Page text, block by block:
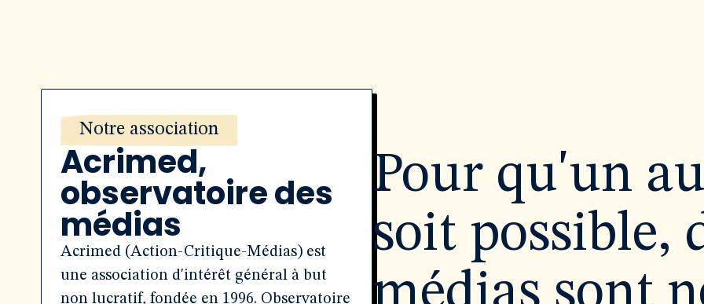
Notre association
Acrimed,
observatoire des
médias
Acrimed (Action-Critique-Médias) est
une association d'intérêt général à but
non lucratif, fondée en 1996. Observatoire
Pour qu'un
soit possible,